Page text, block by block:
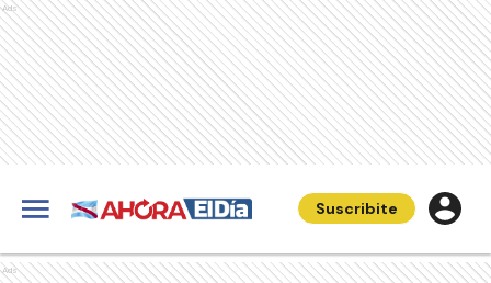
Ads
Suscribite
Ads